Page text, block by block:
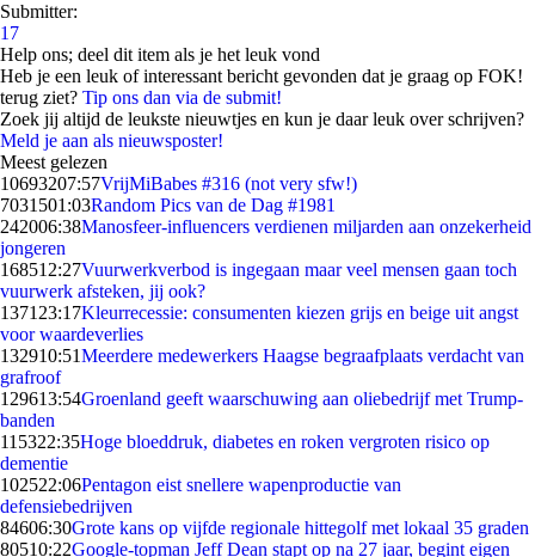
Submitter:
17
Help ons; deel dit item als je het leuk vond
Heb je een leuk of interessant bericht gevonden dat je graag op FOK!
terug ziet? Tip ons dan via de submit!
Zoek jij altijd de leukste nieuwtjes en kun je daar leuk over schrijven?
Meld je aan als nieuwsposter!
Meest gelezen
10693207:57VrijMiBabes #316 (not very sfw!)
7031501:03Random Pics van de Dag #1981
242006:38Manosfeer-influencers verdienen miljarden aan onzekerheid
jongeren
168512:27Vuurwerkverbod is ingegaan maar veel mensen gaan toch
vuurwerk afsteken, jij ook?
1371 23:17Kleurrecessie: consumenten kiezen grijs en beige uit angst
voor waardeverlies
132910:51Meerdere medewerkers Haagse begraafplaats verdacht van
grafroof
129613:54Groenland geeft waarschuwing aan oliebedrijf met Trump-
banden
115322:35Hoge bloeddruk, diabetes en roken vergroten risico op
dementie
102522:06Pentagon eist snellere wapenproductie van
defensiebedrijven
84606:30Grote kans op vijfde regionale hittegolf met lokaal 35 graden
80510:22Google-topman Jeff Dean stapt op na 27 jaar, begint eigen